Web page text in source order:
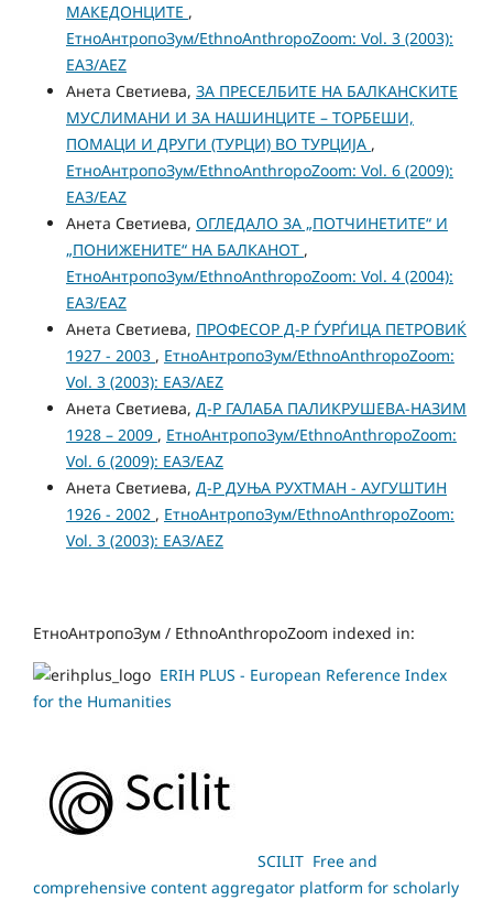
МАКЕДОНЦИТЕ ,
ЕтноАнтропоЗум/EthnoAnthropoZoom: Vol. 3 (2003):
ЕАЗ/AEZ
Анета Светиева, ЗА ПРЕСЕЛБИТЕ НА БАЛКАНСКИТЕ
МУСЛИМАНИ И ЗА НАШИНЦИТЕ – ТОРБЕШИ,
ПОМАЦИ И ДРУГИ (ТУРЦИ) ВО ТУРЦИЈА ,
ЕтноАнтропоЗум/EthnoAnthropoZoom: Vol. 6 (2009):
ЕАЗ/EAZ
Анета Светиева, ОГЛЕДАЛО ЗА „ПОТЧИНЕТИТЕ“ И
„ПОНИЖЕНИТЕ“ НА БАЛКАНОТ ,
ЕтноАнтропоЗум/EthnoAnthropoZoom: Vol. 4 (2004):
ЕАЗ/EAZ
Анета Светиева, ПРОФЕСОР Д-Р ЃУРЃИЦА ПЕТРОВИЌ
1927 - 2003 , ЕтноАнтропоЗум/EthnoAnthropoZoom:
Vol. 3 (2003): ЕАЗ/AEZ
Анета Светиева, Д-Р ГАЛАБА ПАЛИКРУШЕВА-НАЗИМ
1928 – 2009 , ЕтноАнтропоЗум/EthnoAnthropoZoom:
Vol. 6 (2009): ЕАЗ/EAZ
Анета Светиева, Д-Р ДУЊА РУХТМАН - АУГУШТИН
1926 - 2002 , ЕтноАнтропоЗум/EthnoAnthropoZoom:
Vol. 3 (2003): ЕАЗ/AEZ
ЕтноАнтропоЗум / EthnoAnthropoZoom indexed in:
ERIH PLUS - European Reference Index
for the Humanities
SCILIT Free and
comprehensive content aggregator platform for scholarly